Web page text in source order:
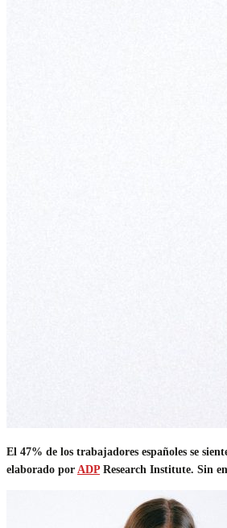
El 47% de los trabajadores españoles se
elaborado por ADP Research Institute. Sin